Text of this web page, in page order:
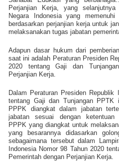
Perjanjian Kerja, yang
Negara Indonesia yang
berdasarkan perjanjian kerja untuk
melaksanakan tugas jabatan
Adapun dasar hukum dari
saat ini adalah Peraturan Presiden
2020 tentang Gaji dan
Perjanjian Kerja.
Dalam Peraturan Presiden Republik
tentang Gaji dan Tunjangan PPTK
PPPK diangkat dalam jabatan
jabatan sesuai dengan ketentuan
PPPK yang diangkat untuk
yang besarannya didasarkan
sebagaimana tersebut dalam
Indonesia Nomor 98 Tahun 2020
Pemerintah dengan Perjanjian Kerja.